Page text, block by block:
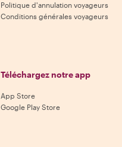
Politique d'annulation voyageurs
Conditions générales voyageurs
Téléchargez notre app
App Store
Google Play Store